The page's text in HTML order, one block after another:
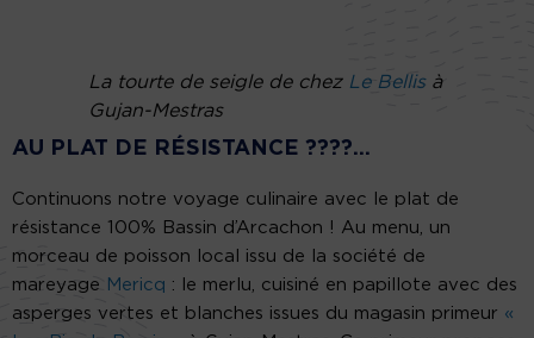
La tourte de seigle de chez Le Bellisà
Gujan-Mestras
AU PLAT DE RÉSISTANCE ????…
Continuons notre voyage culinaire avec le plat de
résistance 100% Bassin d’Arcachon ! Au menu, un
morceau de poisson local issu de la société de
mareyage Mericq : le merlu, cuisiné en papillote avec des
asperges vertes et blanches issues du magasin primeur «